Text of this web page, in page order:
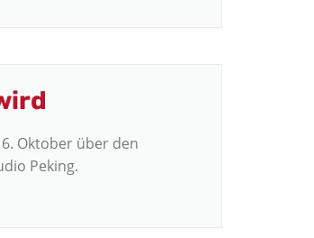
Oktober über den
Peking.